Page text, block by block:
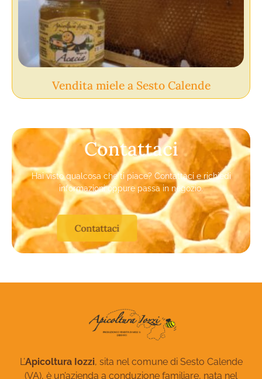
Vendita miele a Sesto Calende
Contattaci
Hai visto qualcosa che ti piace? Contattaci e richiedi
informazioni oppure passa in negozio.
Contattaci
L’Apicoltura Iozzi, sita nel comune di Sesto Calende
(VA), è un’azienda a conduzione familiare, nata nel